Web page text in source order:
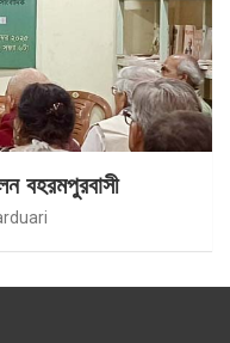
বহরমপুরবাসী